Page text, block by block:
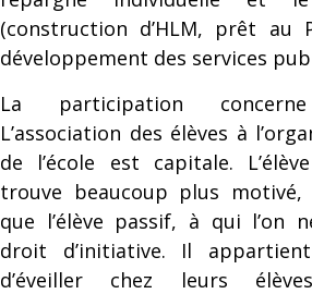
(construction d’HLM, prêt au
développement des services
La participation
L’association des élèves à
de l’école est capitale.
trouve beaucoup plus
que l’élève passif, à qui l’on
droit d’initiative. Il
d’éveiller chez leurs